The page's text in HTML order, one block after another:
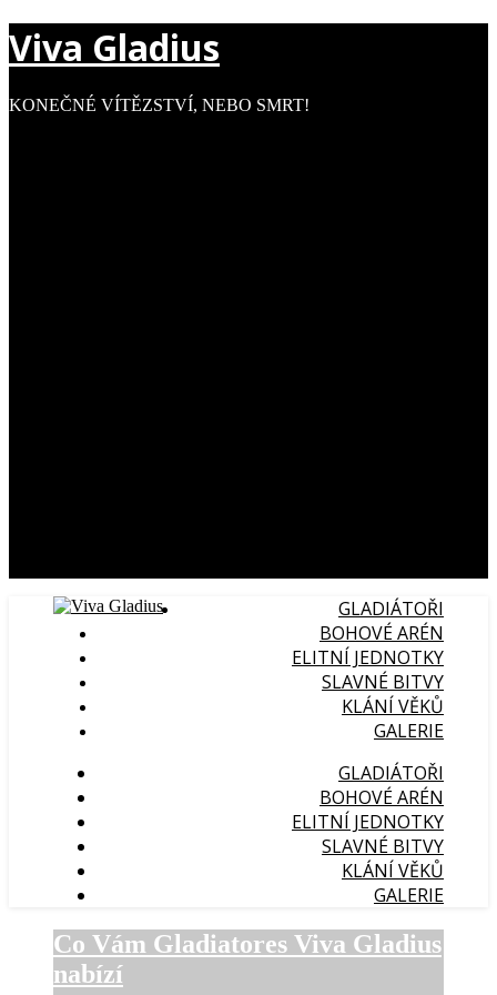
Viva Gladius
KONEČNÉ VÍTĚZSTVÍ, NEBO SMRT!
GLADIÁTOŘI
BOHOVÉ ARÉN
ELITNÍ JEDNOTKY
SLAVNÉ BITVY
KLÁNÍ VĚKŮ
GALERIE
GLADIÁTOŘI
BOHOVÉ ARÉN
ELITNÍ JEDNOTKY
SLAVNÉ BITVY
KLÁNÍ VĚKŮ
GALERIE
Co Vám Gladiatores Viva Gladius
nabízí